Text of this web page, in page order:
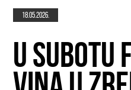
18.05.2026.
U SUBOTU